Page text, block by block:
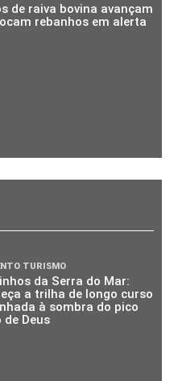
de raiva bovina avançam
rebanhos em alerta
TURISMO
da Serra do Mar:
a trilha de longo curso
à sombra do pico
de Deus